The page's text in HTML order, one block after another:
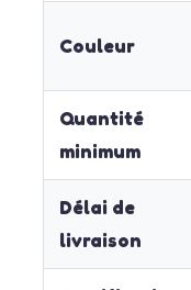
Couleur
Quantité
minimum
Délai de
livraison